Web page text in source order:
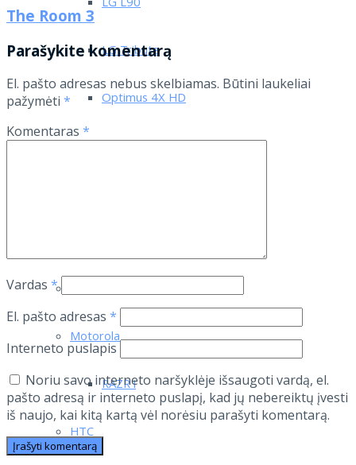
LG Tribute
Optimus 4X HD
Optimus L7 II P710
Lenovo
Motorola
RAZR i
HTC
The Room 3
Parašykite komentarą
El. pašto adresas nebus skelbiamas. Būtini laukeliai
pažymėti *
Komentaras *
Vardas *
El. pašto adresas *
Interneto puslapis
Noriu savo interneto naršyklėje išsaugoti vardą, el.
pašto adresą ir interneto puslapį, kad jų nebereiktų įvesti
iš naujo, kai kitą kartą vėl norėsiu parašyti komentarą.